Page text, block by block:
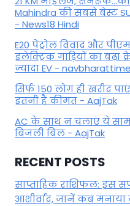
Mahindra की सबसे बेस्ट
- News18 Hindi
E20 पेट्रोल विवाद और
इलेक्ट्रिक गाड़ियों का
ज्यादा EV -
सिर्फ 150 लोग ही खरीद
इतनी है कीमत - AajTak
AC के साथ न चलाएं ये
बिजली बिल - AajTak
RECENT POSTS
साप्ताहिक राशिफल: इस
आशीर्वाद, जानें कब मनाया